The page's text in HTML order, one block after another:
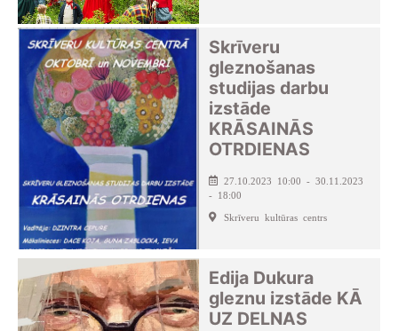
Skrīveru
gleznošanas
studijas darbu
izstāde
KRĀSAINĀS
OTRDIENAS
27.10.2023 10:00 - 30.11.2023
- 18:00
Skrīveru kultūras centrs
Edija Dukura
gleznu izstāde KĀ
UZ DELNAS